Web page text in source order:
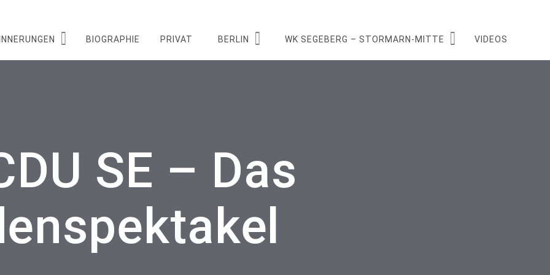
BIOGRAPHIE PRIVAT BERLIN WK SEGEBERG – STORMARN-MITTE VIDEOS
SE – Das